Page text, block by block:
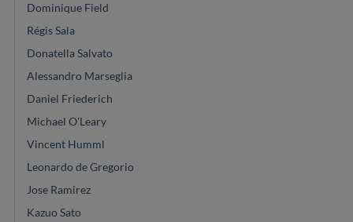
Dominique Field
Régis Sala
Donatella Salvato
Alessandro Marseglia
Daniel Friederich
Michael O'Leary
Vincent Humml
Leonardo de Gregorio
Jose Ramirez
Kazuo Sato